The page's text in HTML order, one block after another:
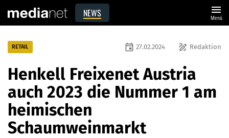
NEWS menu
Menü
RETAIL draw Redaktion
event 27.02.2024
Henkell Freixenet Austria
auch 2023 die Nummer 1 am
heimischen
Schaumweinmarkt